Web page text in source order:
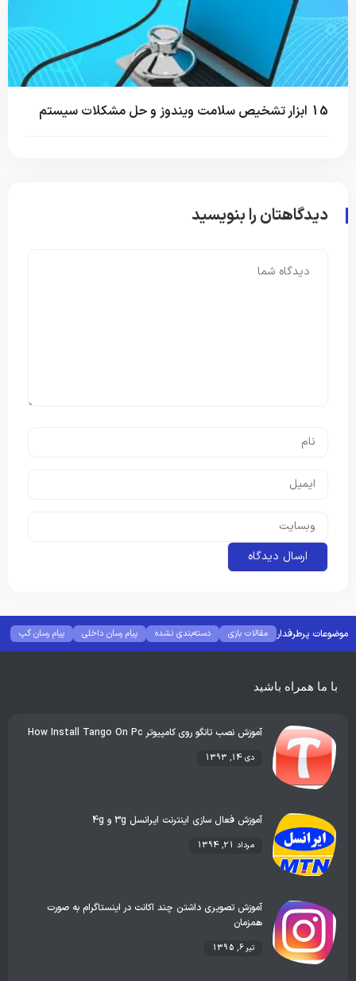
15 ابزار تشخیص سلامت ویندوز و حل مشکلات سیستم
دیدگاهتان را بنویسید
موضوعات پرطرفدار مقالات بازی دسته‌بندی نشده پیام رسان داخلی
پیام رسان گپ
بهترین گجت ها
هوش مصنوعی رفع خطا و ارور
با ما همراه باشید
آموزش نصب تانگو روی کامپیوتر How Install Tango On Pc
دی 14, 1393
آموزش فعال سازی اینترنت ایرانسل 3g و 4g
مرداد 21, 1394
آموزش تصویری داشتن چند اکانت در اینستاگرام به صورت
همزمان
تیر 6, 1395